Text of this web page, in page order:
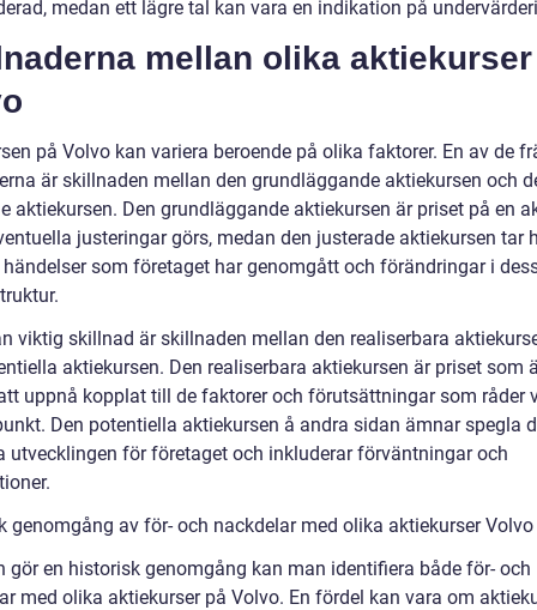
medan ett lägre tal kan vara en indikation på
mellan olika aktiekurser
på Volvo kan variera beroende på olika faktorer. En av de
är skillnaden mellan den grundläggande aktiekursen och
aktiekursen. Den grundläggande aktiekursen är priset på en
justeringar görs, medan den justerade aktiekursen tar
som företaget har genomgått och förändringar i
viktig skillnad är skillnaden mellan den realiserbara
aktiekursen. Den realiserbara aktiekursen är priset som
uppnå kopplat till de faktorer och förutsättningar som råder
Den potentiella aktiekursen å andra sidan ämnar spegla
utvecklingen för företaget och inkluderar förväntningar och
genomgång av för- och nackdelar med olika aktiekurser Volvo
gör en historisk genomgång kan man identifiera både för- och
med olika aktiekurser på Volvo. En fördel kan vara om